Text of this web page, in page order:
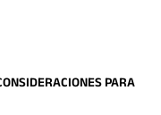
PARA